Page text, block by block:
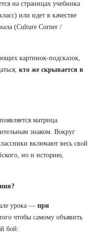
на страницах учебника
или идет в качестве
(Culture Corner /
картинок-подсказок,
кто же скрывается в
матрица.
знаком. Вокруг
включают весь свой
но и историю,
урока — при
чтобы самому объявить
бой: